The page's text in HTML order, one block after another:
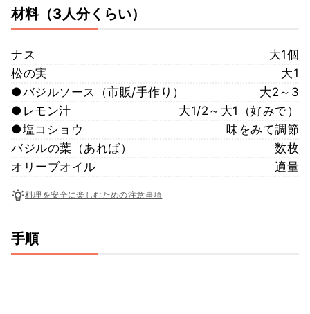
材料（3人分くらい）
ナス
大1個
松の実
大1
●バジルソース（市販/手作り）
大2～3
●レモン汁
大1/2～大1（好みで）
●塩コショウ
味をみて調節
バジルの葉（あれば）
数枚
オリーブオイル
適量
料理を安全に楽しむための注意事項
手順